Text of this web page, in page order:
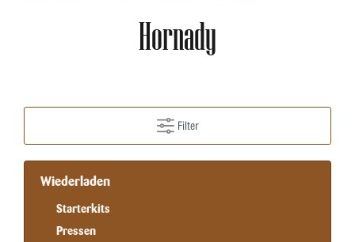
Hornady
Filter
Wiederladen
Starterkits
Pressen